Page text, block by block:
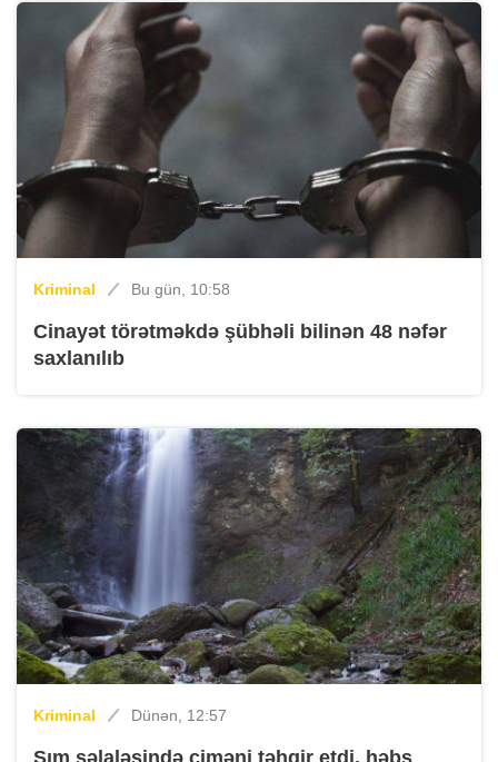
Kriminal Bu gün, 10:58
Cinayət törətməkdə şübhəli bilinən 48 nəfər
saxlanılıb
Kriminal Dünən, 12:57
Sım şəlaləsində çiməni təhqir etdi, həbs